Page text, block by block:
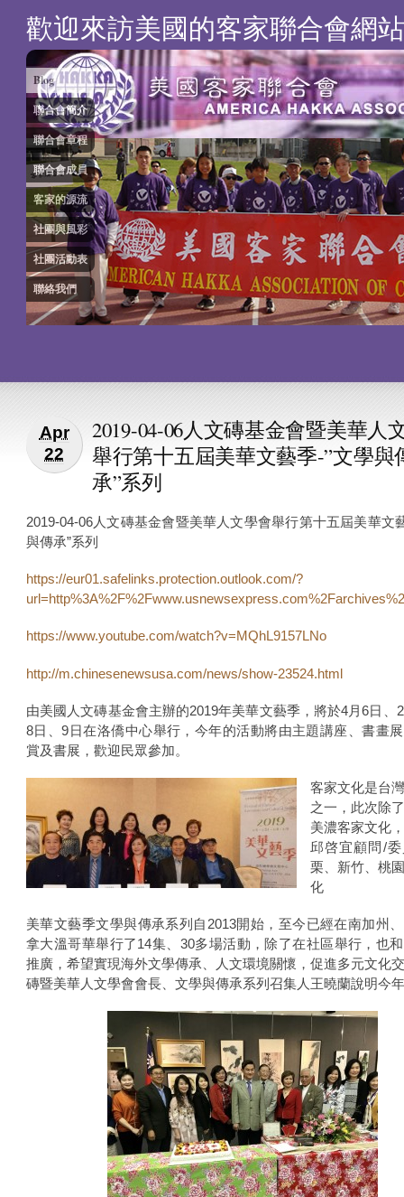
歡迎來訪美國的客家聯合會網站
Blog
聯合會簡介
聯合會章程
聯合會成員
客家的源流
社團與風彩
社團活動表
聯絡我們
Apr
22
2019-04-06人文磚基金會暨美華人
舉行第十五屆美華文藝季-”文學與
承”系列
2019-04-06人文磚基金會暨美華人文學會舉行第十五屆美華文
與傳承”系列
https://eur01.safelinks.protection.outlook.com/?
https://www.youtube.com/watch?v=MQhL9157LNo
http://m.chinesenewsusa.com/news/show-23524.html
由美國人文磚基金會主辦的2019年美華文藝季，將於4月6日、
8日、9日在洛僑中心舉行，今年的活動將由主題講座、書畫
賞及書展，歡迎民眾參加。
客家文化是台
之一，此次除
美濃客家文化
邱啓宜顧問/
栗、新竹、桃
化
美華文藝季文學與傳承系列自2013開始，至今已經在南加州
拿大溫哥華舉行了14集、30多場活動，除了在社區舉行，也
推廣，希望實現海外文學傳承、人文環境關懷，促進多元文化
磚暨美華人文學會會長、文學與傳承系列召集人王曉蘭說明今